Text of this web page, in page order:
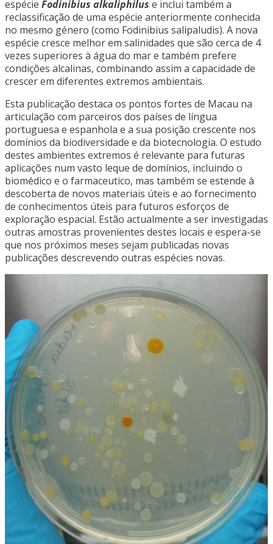
espécie Fodinibius alkaliphilus e inclui também a
reclassificação de uma espécie anteriormente conhecida
no mesmo género (como Fodinibius salipaludis). A nova
espécie cresce melhor em salinidades que são cerca de 4
vezes superiores à água do mar e também prefere
condições alcalinas, combinando assim a capacidade de
crescer em diferentes extremos ambientais.
Esta publicação destaca os pontos fortes de Macau na
articulação com parceiros dos países de língua
portuguesa e espanhola e a sua posição crescente nos
domínios da biodiversidade e da biotecnologia. O estudo
destes ambientes extremos é relevante para futuras
aplicações num vasto leque de domínios, incluindo o
biomédico e o farmaceutico, mas também se estende à
descoberta de novos materiais úteis e ao fornecimento
de conhecimentos úteis para futuros esforços de
exploração espacial. Estão actualmente a ser investigadas
outras amostras provenientes destes locais e espera-se
que nos próximos meses sejam publicadas novas
publicações descrevendo outras espécies novas.